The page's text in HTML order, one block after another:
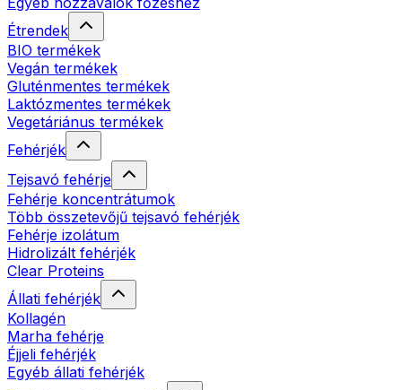
Étrendek
BIO termékek
Vegán termékek
Gluténmentes termékek
Laktózmentes termékek
Vegetáriánus termékek
Fehérjék
Tejsavó fehérje
Fehérje koncentrátumok
Több összetevőjű tejsavó fehérjék
Fehérje izolátum
Hidrolizált fehérjék
Clear Proteins
Állati fehérjék
Kollagén
Marha fehérje
Éjjeli fehérjék
Egyéb állati fehérjék